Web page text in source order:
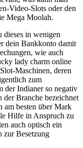
Video-Slots oder den
Mega Moolah.
dieses in wenigen
dein Bankkonto damit
wie auch
lady charm online
Maschinen, deren
zum
der Indianer so negativ
der Branche bezeichnet
am besten über Mark
Hilfe in Anspruch zu
auch optisch ein
zur Besetzung